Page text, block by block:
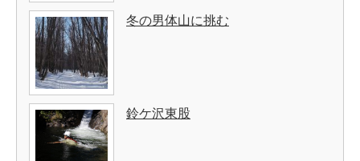
冬の男体山に挑む
鈴ケ沢東股